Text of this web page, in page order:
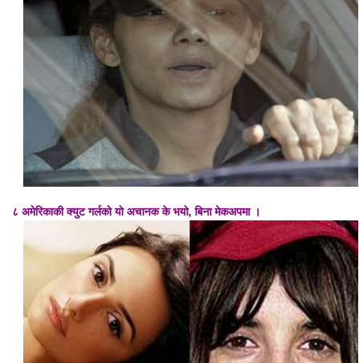
८ अमेरिकाकी क्युट गर्लको यो अचानक के भयो, बिना मेकअपमा ।